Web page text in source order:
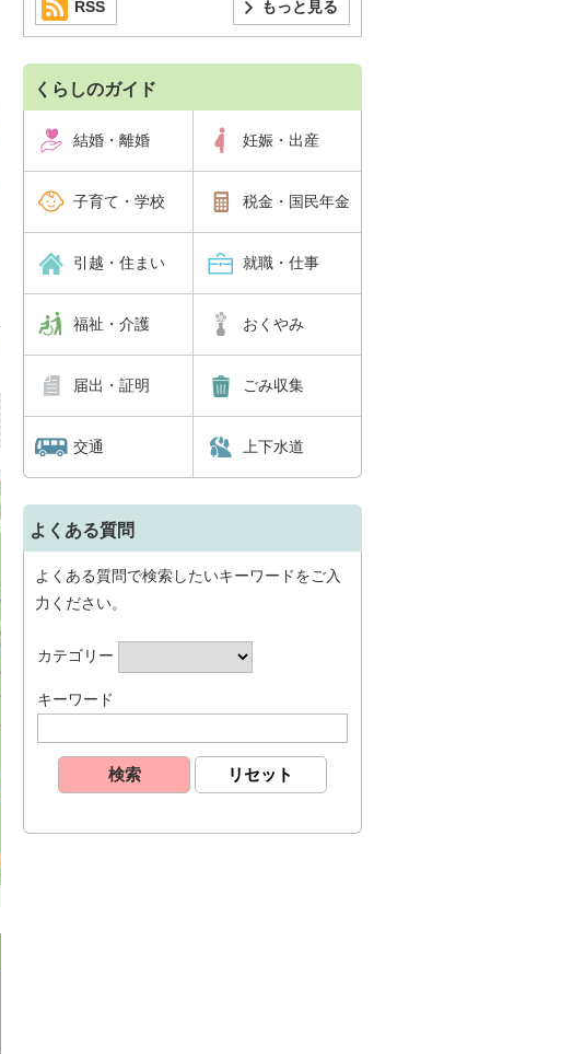
もっと見る
RSS
くらしのガイド
結婚・離婚 妊娠・出産
子育て・学校 税金・国民年金
引越・住まい 就職・仕事
福祉・介護 おくやみ
届出・証明 ごみ収集
交通 上下水道
よくある質問
よくある質問で検索したいキーワードをご入
力ください。
カテゴリー
キーワード